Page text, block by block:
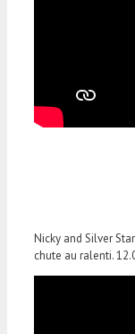
Nicky and Silver
chute au ralenti.